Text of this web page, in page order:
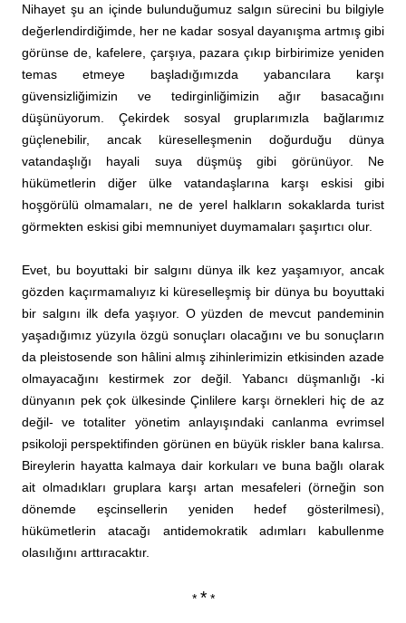
Nihayet şu an içinde bulunduğumuz salgın sürecini bu bilgiyle
değerlendirdiğimde, her ne kadar sosyal dayanışma artmış gibi
görünse de, kafelere, çarşıya, pazara çıkıp birbirimize yeniden
temas etmeye başladığımızda yabancılara karşı
güvensizliğimizin ve tedirginliğimizin ağır basacağını
düşünüyorum. Çekirdek sosyal gruplarımızla bağlarımız
güçlenebilir, ancak küreselleşmenin doğurduğu dünya
vatandaşlığı hayali suya düşmüş gibi görünüyor. Ne
hükümetlerin diğer ülke vatandaşlarına karşı eskisi gibi
hoşgörülü olmamaları, ne de yerel halkların sokaklarda turist
görmekten eskisi gibi memnuniyet duymamaları şaşırtıcı olur.
Evet, bu boyuttaki bir salgını dünya ilk kez yaşamıyor, ancak
gözden kaçırmamalıyız ki küreselleşmiş bir dünya bu boyuttaki
bir salgını ilk defa yaşıyor. O yüzden de mevcut pandeminin
yaşadığımız yüzyıla özgü sonuçları olacağını ve bu sonuçların
da pleistosende son hâlini almış zihinlerimizin etkisinden azade
olmayacağını kestirmek zor değil. Yabancı düşmanlığı -ki
dünyanın pek çok ülkesinde Çinlilere karşı örnekleri hiç de az
değil- ve totaliter yönetim anlayışındaki canlanma evrimsel
psikoloji perspektifinden görünen en büyük riskler bana kalırsa.
Bireylerin hayatta kalmaya dair korkuları ve buna bağlı olarak
ait olmadıkları gruplara karşı artan mesafeleri (örneğin son
dönemde eşcinsellerin yeniden hedef gösterilmesi),
hükümetlerin atacağı antidemokratik adımları kabullenme
olasılığını arttıracaktır.
* **